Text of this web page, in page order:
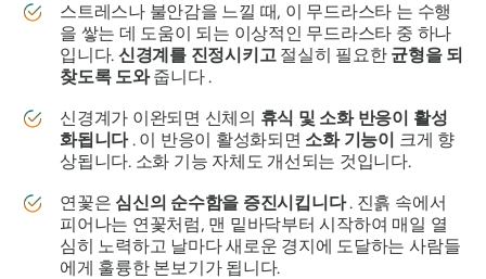
스트레스나 불안감을 느낄 때, 이 무드라스타 는 수행
을 쌓는 데 도움이 되는 이상적인 무드라스타 중 하나
입니다. 신경계를 진정시키고절실히 필요한 균형을 되
찾도록 도와줍니다 .
신경계가 이완되면 신체의 휴식 및 소화 반응이 활성
화됩니다. 이 반응이 활성화되면 소화 기능이 크게 향
상됩니다. 소화 기능 자체도 개선되는 것입니다.
연꽃은 심신의 순수함을 증진시킵니다. 진흙 속에서
피어나는 연꽃처럼, 맨 밑바닥부터 시작하여 매일 열
심히 노력하고 날마다 새로운 경지에 도달하는 사람들
에게 훌륭한 본보기가 됩니다.